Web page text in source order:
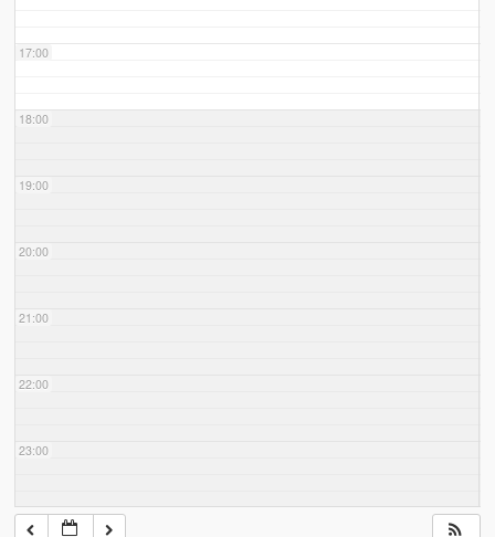
17:00
18:00
19:00
20:00
21:00
22:00
23:00